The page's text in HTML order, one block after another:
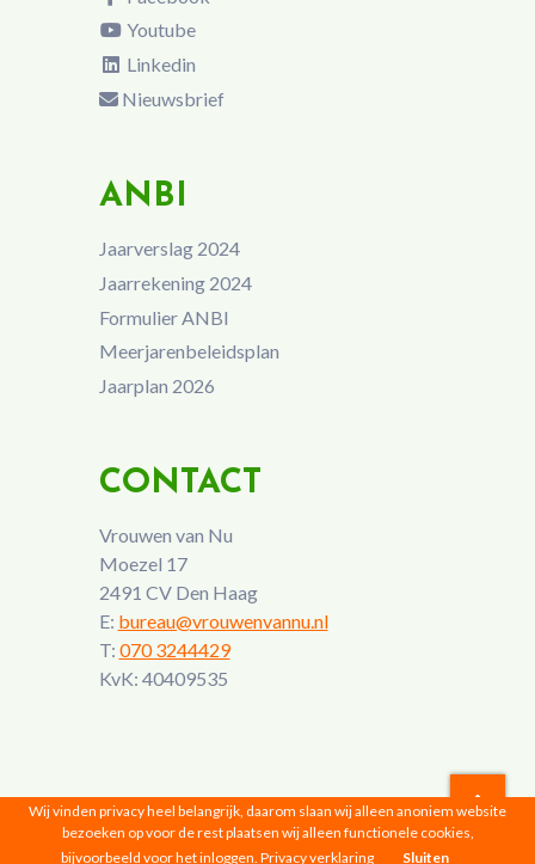
Youtube
Linkedin
Nieuwsbrief
ANBI
Jaarverslag 2024
Jaarrekening 2024
Formulier ANBI
Meerjarenbeleidsplan
Jaarplan 2026
CONTACT
Vrouwen van Nu
Moezel 17
2491 CV Den Haag
E: bureau@vrouwenvannu.nl
T: 070 3244429
KvK: 40409535
Vrouwen van Nu © 2026 |Privacyverklaring
Wij vinden privacy heel belangrijk, daarom slaan wij alleen anoniem website
bezoeken op voor de rest plaatsen wij alleen functionele cookies,
bijvoorbeeld voor het inloggen. Privacy verklaring Sluiten